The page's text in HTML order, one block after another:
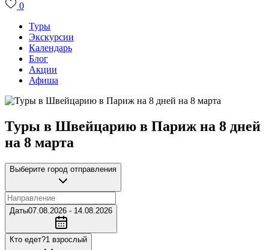
0
Туры
Экскурсии
Календарь
Блог
Акции
Афиша
Туры в Швейцарию в Париж на 8 дней
на 8 марта
Выберите город отправления
Даты07.08.2026 - 14.08.2026
Кто едет?1 взрослый